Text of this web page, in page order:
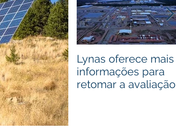
Lynas oferece mais
informações para
retomar a avaliação